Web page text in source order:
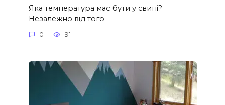
Яка температура має бути у свині?
Незалежно від того
0 91